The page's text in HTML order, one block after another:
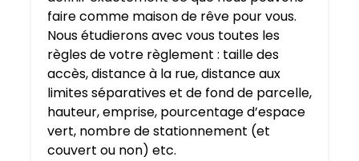
faire comme maison de rêve pour vous.
Nous étudierons avec vous toutes les
règles de votre règlement : taille des
accès, distance à la rue, distance aux
limites séparatives et de fond de parcelle,
hauteur, emprise, pourcentage d’espace
vert, nombre de stationnement (et
couvert ou non) etc.